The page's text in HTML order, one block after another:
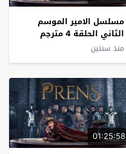
مسلسل الامير الموسم
الثاني الحلقة 4 مترجم
منذ سنتين
01:25:58